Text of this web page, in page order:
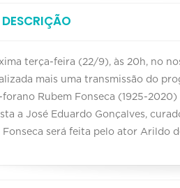
DESCRIÇÃO
terça-feira (22/9), às 20h, no
mais uma transmissão do
Rubem Fonseca (1925-
a José Eduardo Gonçalves,
Fonseca será feita pelo ator Arildo